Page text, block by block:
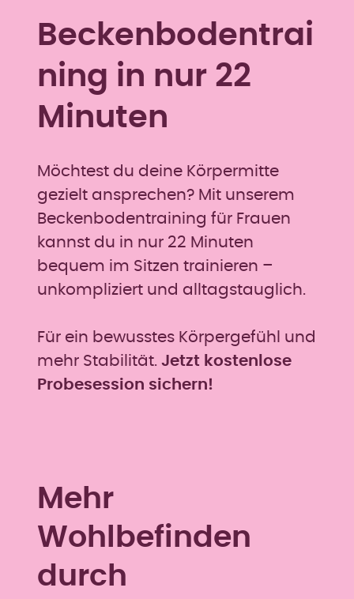
Beckenbodentrai
ning in nur 22
Minuten
Möchtest du deine Körpermitte
gezielt ansprechen? Mit unserem
Beckenbodentraining für Frauen
kannst du in nur 22 Minuten
bequem im Sitzen trainieren –
unkompliziert und alltagstauglich.
Für ein bewusstes Körpergefühl und
mehr Stabilität. Jetzt kostenlose
Probesession sichern!
Mehr
Wohlbefinden
durch